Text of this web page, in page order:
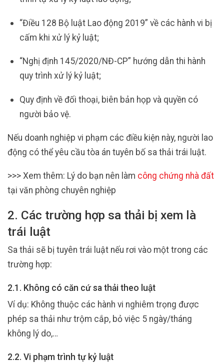
“Điều 128 Bộ luật Lao động 2019” về các hành vi bị
cấm khi xử lý kỷ luật;
“Nghị định 145/2020/NĐ-CP” hướng dẫn thi hành
quy trình xử lý kỷ luật;
Quy định về đối thoại, biên bản họp và quyền có
người bảo vệ.
Nếu doanh nghiệp vi phạm các điều kiện này, người lao
động có thể yêu cầu tòa án tuyên bố sa thải trái luật.
>>> Xem thêm: Lý do bạn nên làm công chứng nhà đất
tại văn phòng chuyên nghiệp
2. Các trường hợp sa thải bị xem là
trái luật
Sa thải sẽ bị tuyên trái luật nếu rơi vào một trong các
trường hợp:
2.1. Không có căn cứ sa thải theo luật
Ví dụ: Không thuộc các hành vi nghiêm trọng được
phép sa thải như trộm cắp, bỏ việc 5 ngày/tháng
không lý do,…
2.2. Vi phạm trình tự kỷ luật